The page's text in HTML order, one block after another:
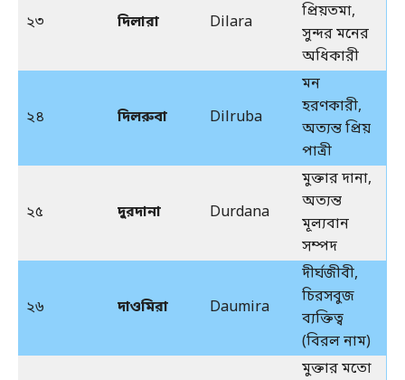
২৩ দিলারা Dilara
প্রিয়তমা,
সুন্দর মনের
অধিকারী
২৪ দিলরুবা Dilruba
মন
হরণকারী,
অত্যন্ত প্রিয়
পাত্রী
২৫ দুরদানা Durdana
মুক্তার দানা,
অত্যন্ত
মূল্যবান
সম্পদ
২৬ দাওমিরা Daumira
দীর্ঘজীবী,
চিরসবুজ
ব্যক্তিত্ব
(বিরল নাম)
মুক্তার মতো